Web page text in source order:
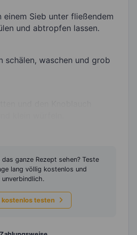
einem Sieb unter fließendem
und abtropfen lassen.
schälen, waschen und grob
ganze Rezept sehen? Teste
lang völlig kostenlos und
unverbindlich.
testen